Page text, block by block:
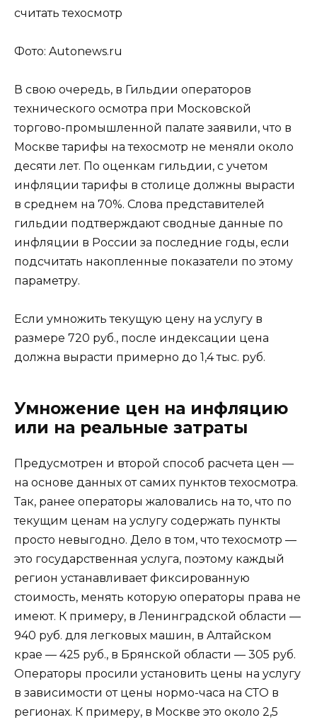
Фото: Autonews.ru
В свою очередь, в Гильдии операторов
технического осмотра при Московской
торгово-промышленной палате заявили, что в
Москве тарифы на техосмотр не меняли около
десяти лет. По оценкам гильдии, с учетом
инфляции тарифы в столице должны вырасти
в среднем на 70%. Слова представителей
гильдии подтверждают сводные данные по
инфляции в России за последние годы, если
подсчитать накопленные показатели по этому
параметру.
Если умножить текущую цену на услугу в
размере 720 руб., после индексации цена
должна вырасти примерно до 1,4 тыс. руб.
Умножение цен на инфляцию
или на реальные затраты
Предусмотрен и второй способ расчета цен —
на основе данных от самих пунктов техосмотра.
Так, ранее операторы жаловались на то, что по
текущим ценам на услугу содержать пункты
просто невыгодно. Дело в том, что техосмотр —
это государственная услуга, поэтому каждый
регион устанавливает фиксированную
стоимость, менять которую операторы права не
имеют. К примеру, в Ленинградской области —
940 руб. для легковых машин, в Алтайском
крае — 425 руб., в Брянской области — 305 руб.
Операторы просили установить цены на услугу
в зависимости от цены нормо-часа на СТО в
регионах. К примеру, в Москве это около 2,5